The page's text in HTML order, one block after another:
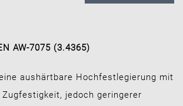
AW-7075 (3.4365)
aushärtbare Hochfestlegierung mit
jedoch geringerer